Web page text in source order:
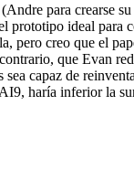
para crearse
prototipo ideal
pero creo que el
que Evan
capaz de
haría inferior la